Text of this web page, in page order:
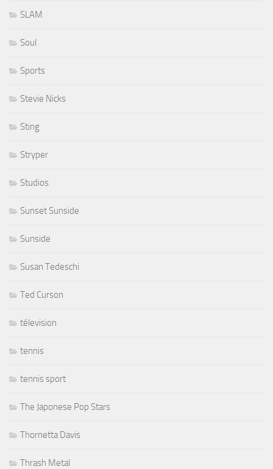
SLAM
Soul
Sports
Stevie Nicks
Sting
Stryper
Studios
Sunset Sunside
Sunside
Susan Tedeschi
Ted Curson
télevision
tennis
tennis sport
The Japonese Pop Stars
Thornetta Davis
Thrash Metal